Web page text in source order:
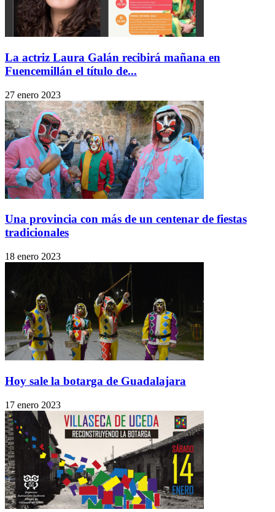
La actriz Laura Galán recibirá mañana en
Fuencemillán el título de...
27 enero 2023
Una provincia con más de un centenar de fiestas
tradicionales
18 enero 2023
Hoy sale la botarga de Guadalajara
17 enero 2023